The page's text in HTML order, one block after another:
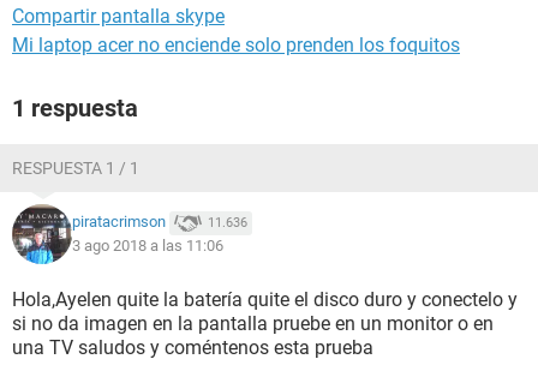
Compartir pantalla skype
Mi laptop acer no enciende solo prenden los foquitos
1 respuesta
RESPUESTA 1 / 1
piratacrimson 11.636
3 ago 2018 a las 11:06
Hola,Ayelen quite la batería quite el disco duro y conectelo y
si no da imagen en la pantalla pruebe en un monitor o en
una TV saludos y coméntenos esta prueba